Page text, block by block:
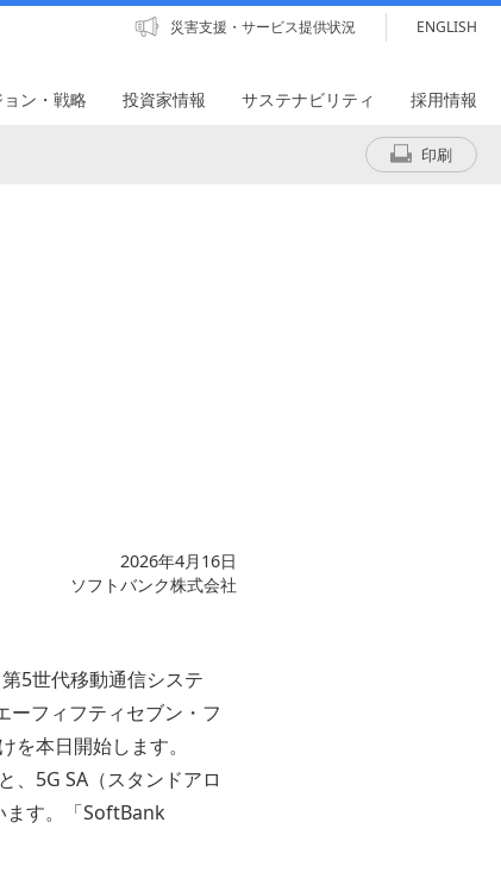
災害支援・サービス提供状況 ENGLISH
ン・戦略 投資家情報 サステナビリティ 採用情報
印刷
2026年4月16日
ソフトバンク株式会社
5世代移動通信システ
ーフィフティセブン・フ
本日開始します。
、5G SA（スタンドアロ
ます。「SoftBank